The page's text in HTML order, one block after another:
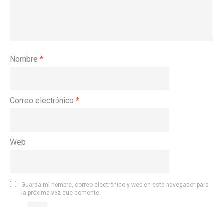
Nombre *
Correo electrónico *
Web
Guarda mi nombre, correo electrónico y web en este navegador para
la próxima vez que comente.